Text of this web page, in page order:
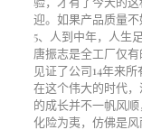
迎。如果产品质量
5、人到中年，人生足
唐振志是全工厂仅
见证了公司14年来所
在这个伟大的时代
的成长并不一帆风
化险为夷，仿佛是风